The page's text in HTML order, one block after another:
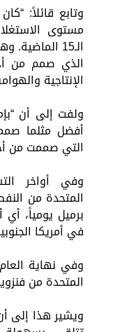
وتابع قائلاً:
الـ15
الذي صمم من
الإنتاجية
ولفت إلى أن
أفضل مثلما
التي صممت من
وفي أواخر
المتحدة من
برميل يومياً،
في أمريكا
وفي نهاية
المتحدة من فنزويلا إلى 135 ألف
ويشير هذا إلى